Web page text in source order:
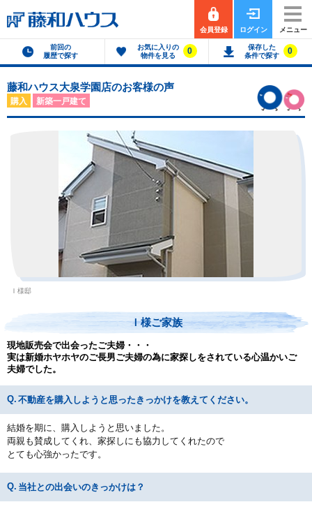
会員登録 ログイン メニュー
前回の
履歴で探す
お気に入りの
物件を見る
0
保存した
条件で探す
0
藤和ハウス大泉学園店のお客様の声
購入 新築一戸建て
Ｉ様邸
Ｉ様ご家族
現地販売会で出会ったご夫婦・・・
実は新婚ホヤホヤのご長男ご夫婦の為に家探しをされている心温かいご
夫婦でした。
不動産を購入しようと思ったきっかけを教えてください。
結婚を期に、購入しようと思いました。
両親も賛成してくれ、家探しにも協力してくれたので
とても心強かったです。
当社との出会いのきっかけは？